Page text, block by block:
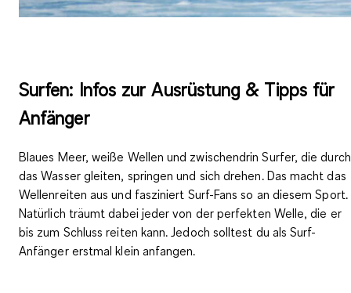
Surfen: Infos zur Ausrüstung & Tipps für
Anfänger
Blaues Meer, weiße Wellen und zwischendrin Surfer, die durch
das Wasser gleiten, springen und sich drehen. Das macht das
Wellenreiten aus und fasziniert Surf-Fans so an diesem Sport.
Natürlich träumt dabei jeder von der perfekten Welle, die er
bis zum Schluss reiten kann. Jedoch solltest du als Surf-
Anfänger erstmal klein anfangen.